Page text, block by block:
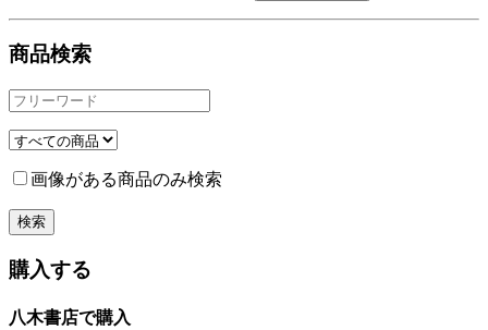
商品検索
画像がある商品のみ検索
購入する
八木書店で購入